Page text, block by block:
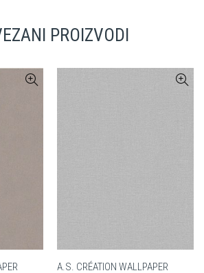
PROIZVODI
A.S. CRÉATION WALLPAPER